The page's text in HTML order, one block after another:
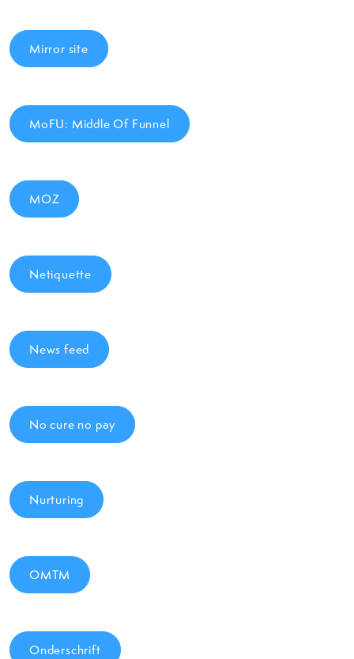
Mirror site
MoFU: Middle Of Funnel
MOZ
Netiquette
News feed
No cure no pay
Nurturing
OMTM
Onderschrift